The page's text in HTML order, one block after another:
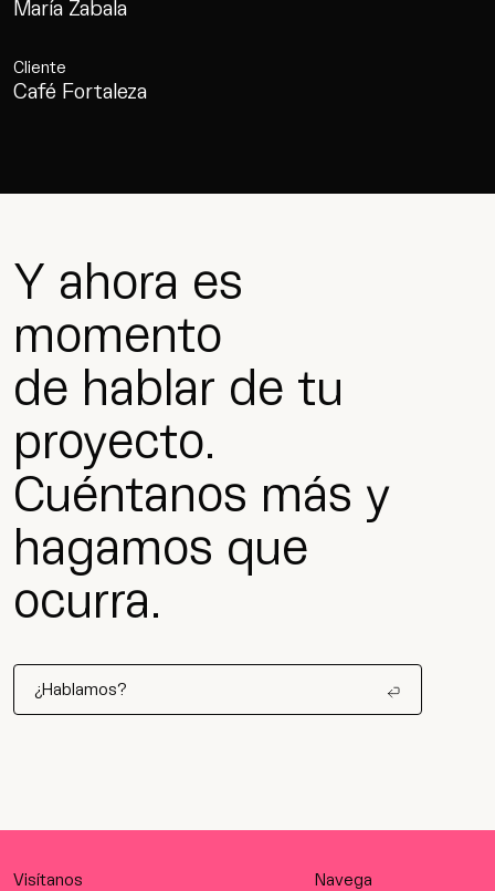
María Zabala
Cliente
Café Fortaleza
Y ahora es
momento
de hablar de tu
proyecto.
Cuéntanos más y
hagamos que
ocurra.
¿Hablamos?
Visítanos Navega